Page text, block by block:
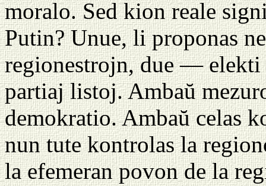
moralo. Sed kion reale
Putin? Unue, li proponas
regionestrojn, due — elekti
partiaj listoj. Ambaŭ
demokratio. Ambaŭ celas
nun tute kontrolas la
la efemeran povon de la